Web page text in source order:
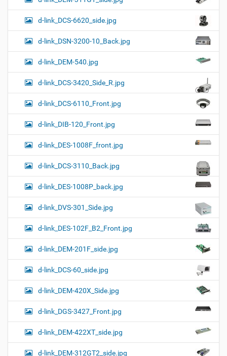
d-link_DCS-6620_side.jpg
d-link_DSN-3200-10_Back.jpg
d-link_DEM-540.jpg
d-link_DCS-3420_Side_R.jpg
d-link_DCS-6110_Front.jpg
d-link_DIB-120_Front.jpg
d-link_DES-1008F_front.jpg
d-link_DCS-3110_Back.jpg
d-link_DES-1008P_back.jpg
d-link_DVS-301_Side.jpg
d-link_DES-102F_B2_Front.jpg
d-link_DEM-201F_side.jpg
d-link_DCS-60_side.jpg
d-link_DEM-420X_Side.jpg
d-link_DGS-3427_Front.jpg
d-link_DEM-422XT_side.jpg
d-link_DEM-312GT2_side.jpg